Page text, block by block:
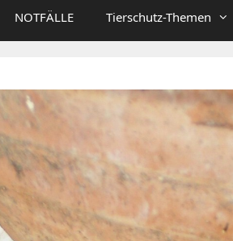
NOTFÄLLE Tierschutz-Themen